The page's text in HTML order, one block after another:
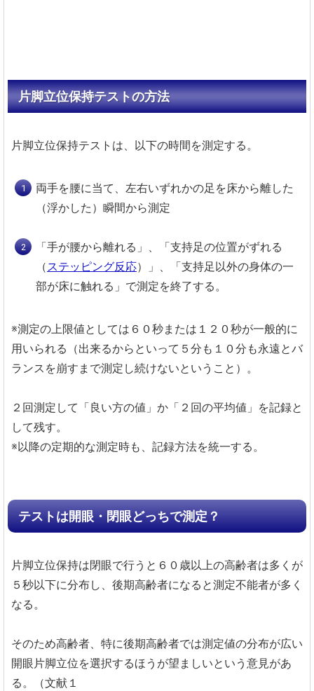
片脚立位保持テストの方法
片脚立位保持テストは、以下の時間を測定する。
両手を腰に当て、左右いずれかの足を床から離した
（浮かした）瞬間から測定
「手が腰から離れる」、「支持足の位置がずれる
（ステッピング反応）」、「支持足以外の身体の一
部が床に触れる」で測定を終了する。
※測定の上限値としては６０秒または１２０秒が一般的に
用いられる（出来るからといって５分も１０分も永遠とバ
ランスを崩すまで測定し続けないということ）。
２回測定して「良い方の値」か「２回の平均値」を記録と
して残す。
※以降の定期的な測定時も、記録方法を統一する。
テストは開眼・閉眼どっちで測定？
片脚立位保持は閉眼で行うと６０歳以上の高齢者は多くが
５秒以下に分布し、後期高齢者になると測定不能者が多く
なる。
そのため高齢者、特に後期高齢者では測定値の分布が広い
開眼片脚立位を選択するほうが望ましいという意見があ
る。（文献１